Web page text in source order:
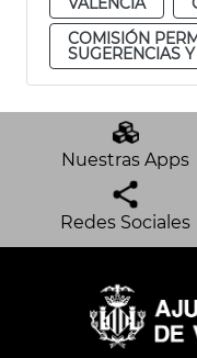
COMISIÓN
SUGERENCIAS
Nuestras Apps
Redes Sociales